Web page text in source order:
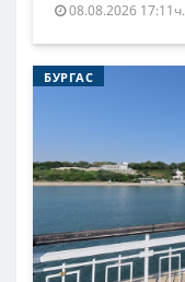
08.08.2026 17:11ч.
БУРГАС